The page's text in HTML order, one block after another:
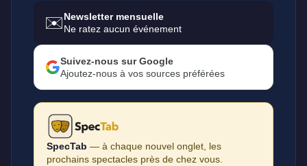
✉️Newsletter mensuelle
Ne ratez aucun événement
Suivez-nous sur Google
Ajoutez-nous à vos sources préférées
SpecTab — à chaque nouvel onglet, les
prochains spectacles près de chez vous.